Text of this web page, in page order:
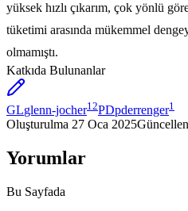
yüksek hızlı çıkarım, çok yönlü
tüketimi arasında mükemmel
olmamıştı.
Katkıda Bulunanlar
GLglenn-jocher12PDpderrenger1
Oluşturulma 27 Oca 2025
Yorumlar
Bu Sayfada